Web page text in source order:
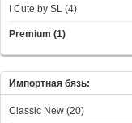
I Сute by SL (4)
Premium (1)
Импортная бязь:
Classic New (20)